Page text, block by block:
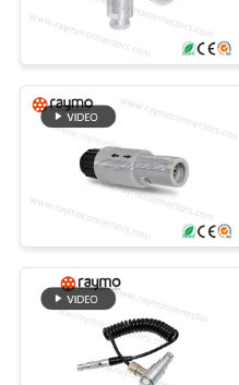
हाफ मून
लघु